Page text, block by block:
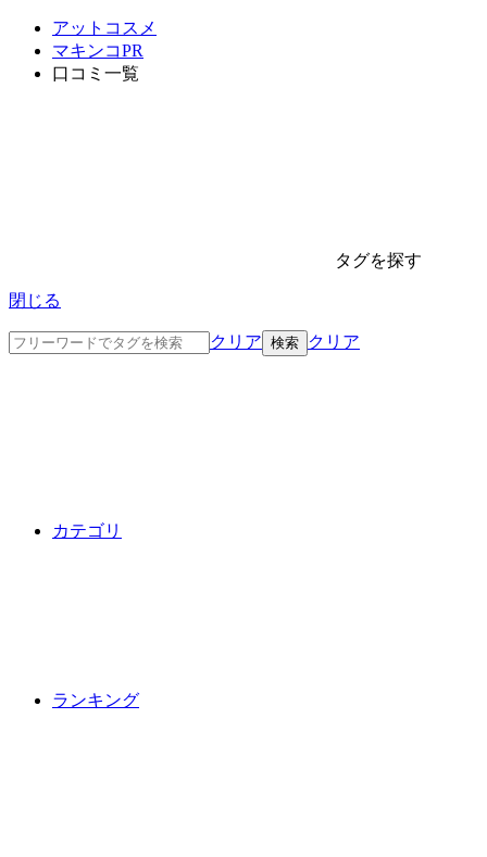
アットコスメ
マキンコPR
口コミ一覧
タグを探す
閉じる
クリア クリア
カテゴリ
ランキング